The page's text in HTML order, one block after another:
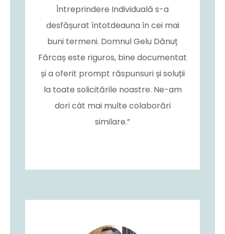
Întreprindere Individuală s-a
desfășurat întotdeauna în cei mai
buni termeni. Domnul Gelu Dănuț
Fărcaș este riguros, bine documentat
și a oferit prompt răspunsuri și soluții
la toate solicitările noastre. Ne-am
dori cât mai multe colaborări
similare.”